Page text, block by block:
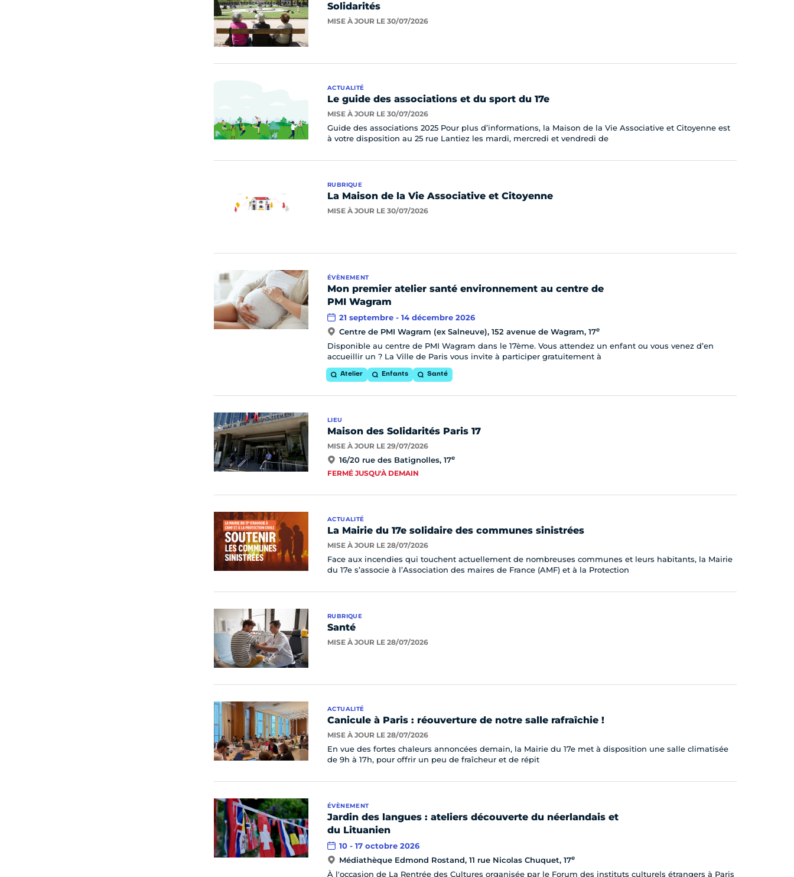
Solidarités
MISE À JOUR LE 30/07/2026
ACTUALITÉ
Le guide des associations et du sport du 17e
MISE À JOUR LE 30/07/2026
Guide des associations 2025 Pour plus d’informations, la Maison de la Vie Associative et Citoyenne est
à votre disposition au 25 rue Lantiez les mardi, mercredi et vendredi de
RUBRIQUE
La Maison de la Vie Associative et Citoyenne
MISE À JOUR LE 30/07/2026
ÉVÈNEMENT
Mon premier atelier santé environnement au centre de
PMI Wagram
21 septembre - 14 décembre 2026
Centre de PMI Wagram (ex Salneuve), 152 avenue de Wagram, 17e
Disponible au centre de PMI Wagram dans le 17ème. Vous attendez un enfant ou vous venez d’en
accueillir un ? La Ville de Paris vous invite à participer gratuitement à
Atelier Enfants Santé
LIEU
Maison des Solidarités Paris 17
MISE À JOUR LE 29/07/2026
16/20 rue des Batignolles, 17e
FERMÉ JUSQU'À DEMAIN
ACTUALITÉ
La Mairie du 17e solidaire des communes sinistrées
MISE À JOUR LE 28/07/2026
Face aux incendies qui touchent actuellement de nombreuses communes et leurs habitants, la Mairie
du 17e s’associe à l’Association des maires de France (AMF) et à la Protection
RUBRIQUE
Santé
MISE À JOUR LE 28/07/2026
ACTUALITÉ
Canicule à Paris : réouverture de notre salle rafraîchie !
MISE À JOUR LE 28/07/2026
En vue des fortes chaleurs annoncées demain, la Mairie du 17e met à disposition une salle climatisée
de 9h à 17h, pour offrir un peu de fraîcheur et de répit
ÉVÈNEMENT
Jardin des langues : ateliers découverte du néerlandais et
du Lituanien
10 - 17 octobre 2026
Médiathèque Edmond Rostand, 11 rue Nicolas Chuquet, 17e
À l'occasion de La Rentrée des Cultures organisée par le Forum des instituts culturels étrangers à Paris